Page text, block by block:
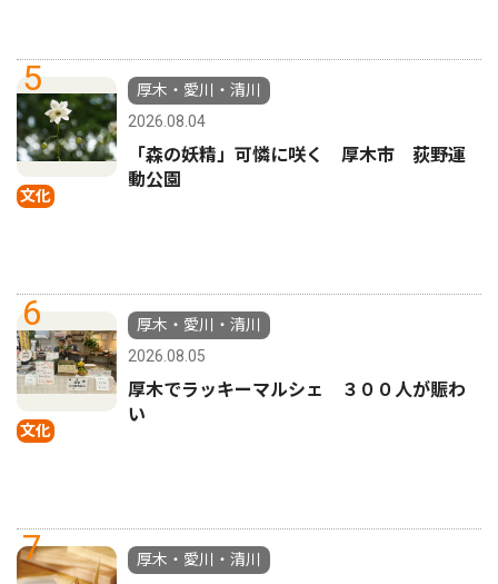
5
文化
厚木・愛川・清川
2026.08.04
「森の妖精」可憐に咲く 厚木市 荻野運
動公園
6
文化
厚木・愛川・清川
2026.08.05
厚木でラッキーマルシェ ３００人が賑わ
い
7
厚木・愛川・清川